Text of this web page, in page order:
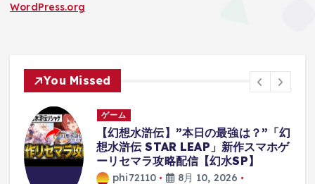
WordPress.org
You Missed
は？”「幻
作スマホゲ
SP】
僕はおそらくボディーガードを
れます【Mr.President】#ゲ
況
phi72110 8月 10, 2026